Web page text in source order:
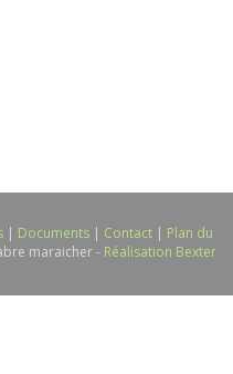
| Documents | Contact | Plan du
maraicher - Réalisation Bexter